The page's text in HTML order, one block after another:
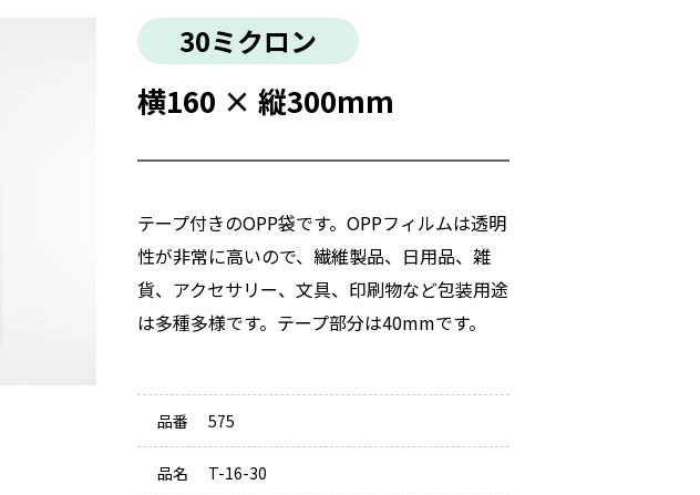
30ミクロン
横160 × 縦300mm
テープ付きのOPP袋です。OPPフィルムは透明
性が非常に高いので、繊維製品、日用品、雑
貨、アクセサリー、文具、印刷物など包装用途
は多種多様です。テープ部分は40mmです。
品番 575
品名 T-16-30